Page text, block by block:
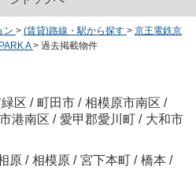
ン > (賃貸)路線・駅から探す > 京王電鉄京
A > 過去掲載物件
区 / 町田市 / 相模原市南区 /
港南区 / 愛甲郡愛川町 / 大和市
原 / 相模原 / 宮下本町 / 橋本 /